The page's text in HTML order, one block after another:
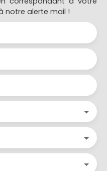
notre alerte mail !